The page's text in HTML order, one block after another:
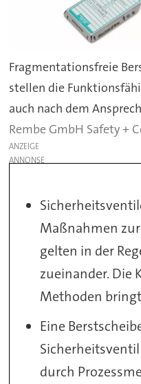
Fragmentationsfreie
stellen die
auch nach dem
Rembe GmbH Safety +
ANZEIGE
Maßnahmen
gelten in der
zueinander. Die
Methoden
Eine
durch